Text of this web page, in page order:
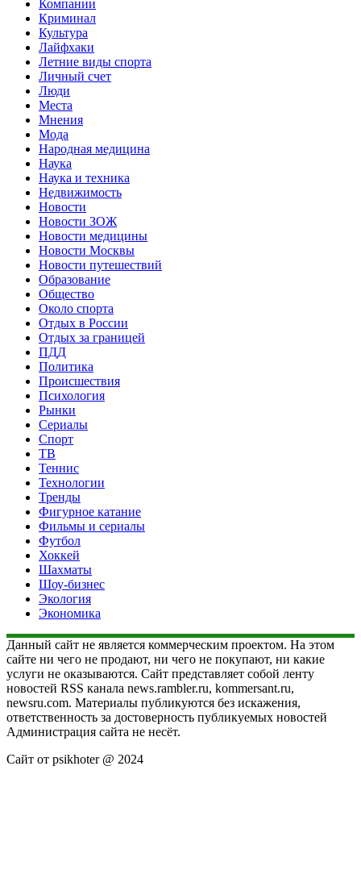
Компании
Криминал
Культура
Лайфхаки
Летние виды спорта
Личный счет
Люди
Места
Мнения
Мода
Народная медицина
Наука
Наука и техника
Недвижимость
Новости
Новости ЗОЖ
Новости медицины
Новости Москвы
Новости путешествий
Образование
Общество
Около спорта
Отдых в России
Отдых за границей
ПДД
Политика
Происшествия
Психология
Рынки
Сериалы
Спорт
ТВ
Теннис
Технологии
Тренды
Фигурное катание
Фильмы и сериалы
Футбол
Хоккей
Шахматы
Шоу-бизнес
Экология
Экономика
Данный сайт не является коммерческим проектом. На этом
сайте ни чего не продают, ни чего не покупают, ни какие
услуги не оказываются. Сайт представляет собой ленту
новостей RSS канала news.rambler.ru, kommersant.ru,
newsru.com. Материалы публикуются без искажения,
ответственность за достоверность публикуемых новостей
Администрация сайта не несёт.
Сайт от psikhoter @ 2024